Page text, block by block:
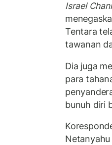
Israel
Tentara
tawanan
Dia juga
para
bunuh diri